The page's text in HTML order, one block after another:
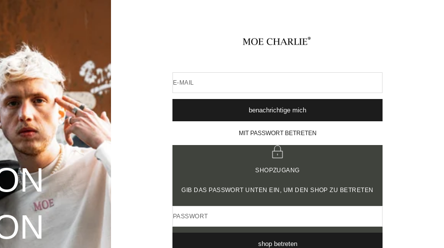
MOE CHARLIE
E-MAIL
benachrichtige mich
MIT PASSWORT BETRETEN
SHOPZUGANG
GIB DAS PASSWORT UNTEN EIN, UM DEN SHOP ZU BETRETEN
PASSWORT
shop betreten